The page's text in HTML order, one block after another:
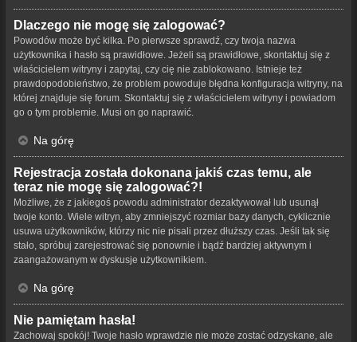
Dlaczego nie mogę się zalogować?
Powodów może być kilka. Po pierwsze sprawdź, czy twoja nazwa
użytkownika i hasło są prawidłowe. Jeżeli są prawidłowe, skontaktuj się z
właścicielem witryny i zapytaj, czy cię nie zablokowano. Istnieje też
prawdopodobieństwo, że problem powoduje błędna konfiguracja witryny, na
której znajduje się forum. Skontaktuj się z właścicielem witryny i powiadom
go o tym problemie. Musi on go naprawić.
Na górę
Rejestracja została dokonana jakiś czas temu, ale
teraz nie mogę się zalogować?!
Możliwe, że z jakiegoś powodu administrator dezaktywował lub usunął
twoje konto. Wiele witryn, aby zmniejszyć rozmiar bazy danych, cyklicznie
usuwa użytkowników, którzy nic nie pisali przez dłuższy czas. Jeśli tak się
stało, spróbuj zarejestrować się ponownie i bądź bardziej aktywnym i
zaangażowanym w dyskusje użytkownikiem.
Na górę
Nie pamiętam hasła!
Zachowaj spokój! Twoje hasło wprawdzie nie może zostać odzyskane, ale